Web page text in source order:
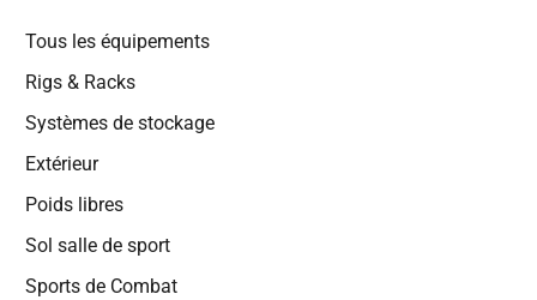
Tous les équipements
Rigs & Racks
Systèmes de stockage
Extérieur
Poids libres
Sol salle de sport
Sports de Combat